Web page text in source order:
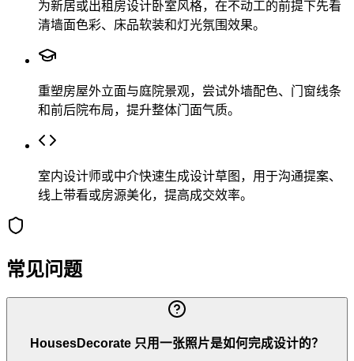
为新居或出租房设计卧室风格，在不动工的前提下先看
清墙面色彩、床品软装和灯光氛围效果。
重塑房屋外立面与庭院景观，尝试外墙配色、门窗线条
和前后院布局，提升整体门面气质。
室内设计师或中介快速生成设计草图，用于沟通提案、
线上带看或房源美化，提高成交效率。
常见问题
HousesDecorate 只用一张照片是如何完成设计的？